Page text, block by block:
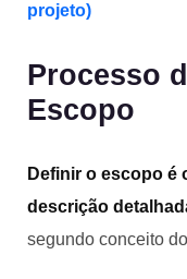
projeto)
Processo
Escopo
Definir o escopo é
descrição
segundo conceito